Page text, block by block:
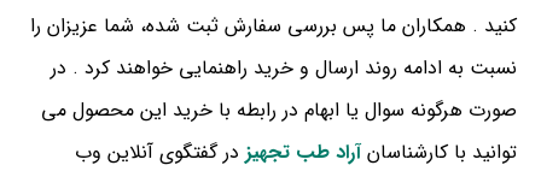
کنید . همکاران ما پس بررسی سفارش ثبت شده، شما عزیزان را
نسبت به ادامه روند ارسال و خرید راهنمایی خواهند کرد . در
صورت هرگونه سوال یا ابهام در رابطه با خرید این محصول می
توانید با کارشناسانآراد طب تجهیز در گفتگوی آنلاین وب